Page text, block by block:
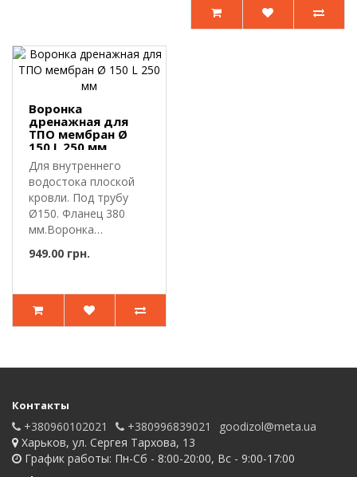
Воронка
дренажная для
ТПО мембран Ø
150 L 250 мм
Для внутреннего
водостока плоской
кровли. Под трубу
Ø150. Фланец 380
мм.Воронка
ме..
949.00 грн.
Контакты
+380960102021 +380996839021
goodizol@meta.ua
Харьков, ул. Сергея Тархова, 13
График работы: Пн-Сб - 8:00-20:00, Вс - 9:00-17:00